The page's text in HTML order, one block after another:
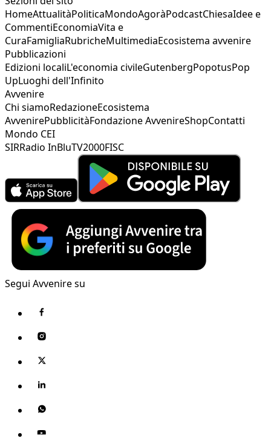
HomeAttualitàPoliticaMondoAgoràPodcastChiesaIdee e
CommentiEconomiaVita e
CuraFamigliaRubricheMultimediaEcosistema avvenire
Pubblicazioni
Edizioni localiL'economia civileGutenbergPopotusPop
UpLuoghi dell'Infinito
Avvenire
Chi siamoRedazioneEcosistema
AvvenirePubblicitàFondazione AvvenireShopContatti
Mondo CEI
SIRRadio InBluTV2000FISC
Segui Avvenire su